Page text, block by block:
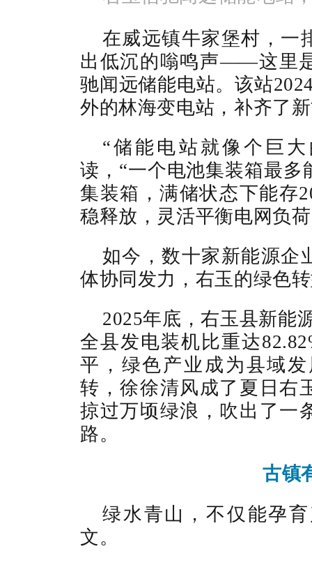
在威远镇牛家堡村，一
出低沉的嗡鸣声——这里
驰闻远储能电站。该站
外的林海变电站，补齐了
“储能电站就像个巨
读，“一个电池集装箱最多
集装箱，满储状态下能存
稳释放，灵活平衡电网负
如今，数十家新能源企
体协同发力，右玉的绿色
2025年底，右玉县新能
全县发电装机比重达
平，绿色产业成为县域
转，徐徐清风成了夏日右
掠过万顷绿浪，吹出了一
路。
古镇
绿水青山，不仅能孕
文。